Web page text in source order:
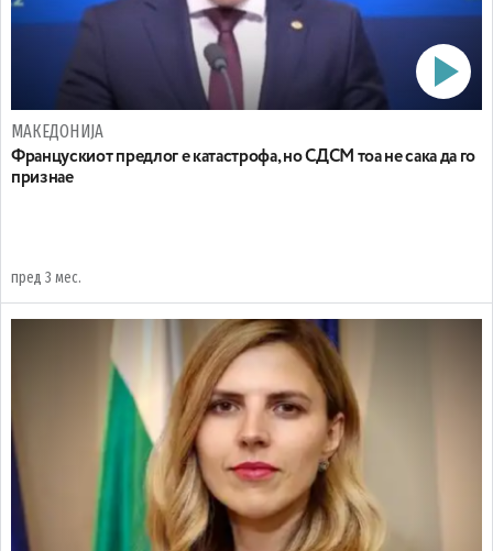
МАКЕДОНИЈА
Францускиот предлог е катастрофа, но СДСМ тоа не сака да го
признае
пред 3 мес.